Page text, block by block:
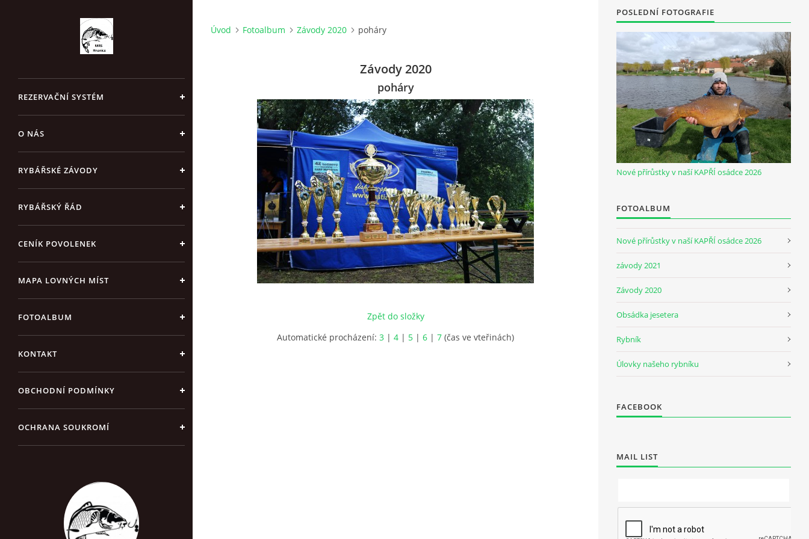
REZERVAČNÍ SYSTÉM
O NÁS
RYBÁŘSKÉ ZÁVODY
RYBÁŘSKÝ ŘÁD
CENÍK POVOLENEK
MAPA LOVNÝCH MÍST
FOTOALBUM
KONTAKT
OBCHODNÍ PODMÍNKY
OCHRANA SOUKROMÍ
Úvod Fotoalbum Závody 2020 poháry
Závody 2020
poháry
Zpět do složky
Automatické procházení: 3 | 4 | 5 | 6 | 7 (čas ve vteřinách)
POSLEDNÍ FOTOGRAFIE
Nové přírůstky v naší KAPŘÍ osádce 2026
FOTOALBUM
Nové přírůstky v naší KAPŘÍ osádce 2026
závody 2021
Závody 2020
Obsádka jesetera
Rybník
Úlovky našeho rybníku
FACEBOOK
MAIL LIST